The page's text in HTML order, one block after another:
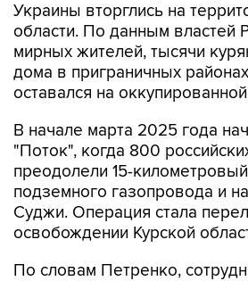
Украины вторглись на
области. По данным властей
мирных жителей, тысячи
дома в приграничных
оставался на
В начале марта 2025 года
"Поток", когда 800
преодолели 15-
подземного газопровода и
Суджи. Операция стала
освобождении Курской
По словам Петренко,